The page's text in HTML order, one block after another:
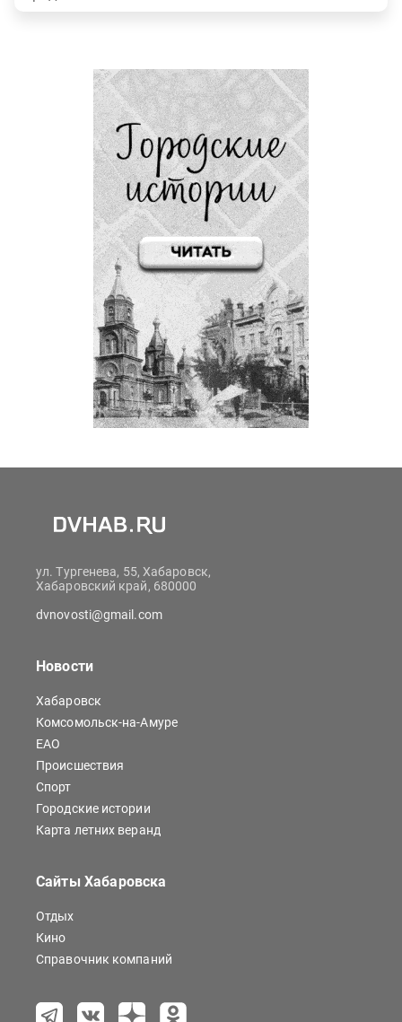
ул. Тургенева, 55, Хабаровск,
Хабаровский край, 680000
dvnovosti@gmail.com
Новости
Хабаровск
Комсомольск-на-Амуре
ЕАО
Происшествия
Спорт
Городские истории
Карта летних веранд
Сайты Хабаровска
Отдых
Кино
Справочник компаний